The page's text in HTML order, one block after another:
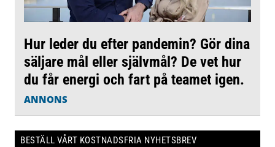
Hur leder du efter pandemin? Gör dina
säljare mål eller självmål? De vet hur
du får energi och fart på teamet igen.
ANNONS
BESTÄLL VÅRT KOSTNADSFRIA NYHETSBREV